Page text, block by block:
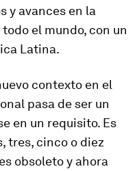
y avances en la
el mundo, con un
Latina.
contexto en el
pasa de ser un
en un requisito. Es
tres, cinco o diez
obsoleto y ahora